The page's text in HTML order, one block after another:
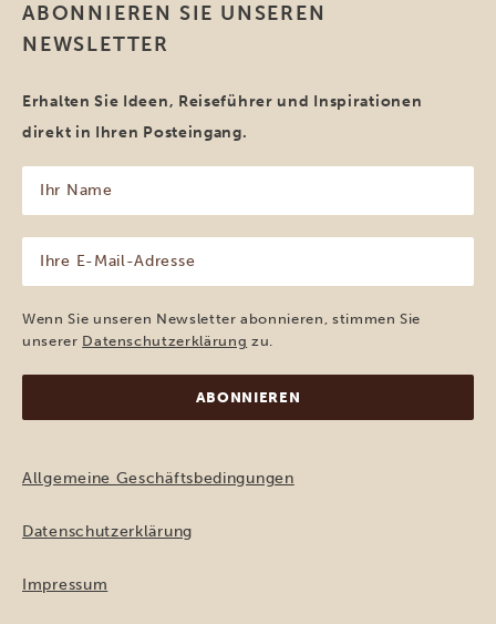
ABONNIEREN SIE UNSEREN
NEWSLETTER
Erhalten Sie Ideen, Reiseführer und Inspirationen
direkt in Ihren Posteingang.
Name
(erforderlich)
Mail-
Adresse
(erforderlich)
Wenn Sie unseren Newsletter abonnieren, stimmen Sie
unserer Datenschutzerklärung zu.
Allgemeine Geschäftsbedingungen
Datenschutzerklärung
Impressum